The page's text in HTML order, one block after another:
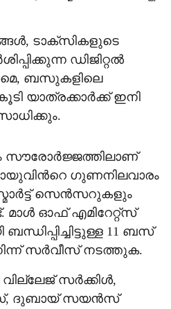
ടാക്സികളുടെ
ഡിജിറ്റൽ
ബസുകളിലെ
യാത്രക്കാർക്ക് ഇനി
സൗരോർജ്ജത്തിലാണ്
ഗുണനിലവാരം
സെൻസറുകളും
മാൾ ഓഫ് എമിറേറ്റ്‌സ്
11 ബസ്
സർവീസ് നടത്തുക.
സർക്കിൾ,
ദുബായ് സയൻസ്